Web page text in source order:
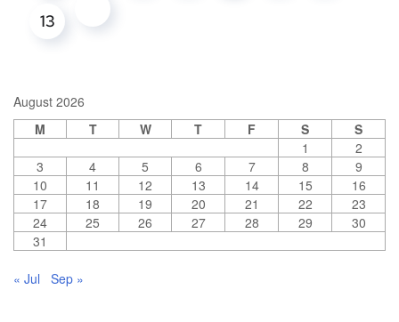
13
August 2026
M
T W T F S
S
1
2
3
4 5 6 7 8
9
10
11 12 13 14 15
16
17
18 19 20 21 22
23
24
25 26 27 28 29
30
31
« Jul Sep »